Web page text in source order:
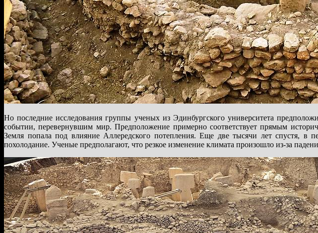
Но последние исследования группы ученых из Эдинбургского университета
событии, перевернувшим мир. Предположение примерно соответствует прямым
Земля попала под влияние Аллередского потепления. Еще две тысячи лет спустя, в
похолодание. Ученые предполагают, что резкое изменение климата произошло из-за